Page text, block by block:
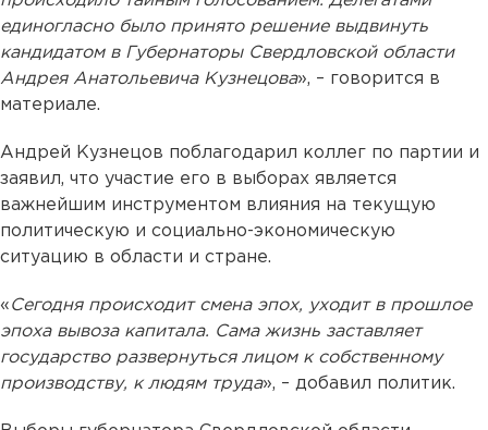
единогласно было принято решение выдвинуть
кандидатом в Губернаторы Свердловской области
Андрея Анатольевича Кузнецова», – говорится в
материале.
Андрей Кузнецов поблагодарил коллег по партии и
заявил, что участие его в выборах является
важнейшим инструментом влияния на текущую
политическую и социально-экономическую
ситуацию в области и стране.
« Сегодня происходит смена эпох, уходит в прошлое
эпоха вывоза капитала. Сама жизнь заставляет
государство развернуться лицом к собственному
производству, к людям труда», – добавил политик.